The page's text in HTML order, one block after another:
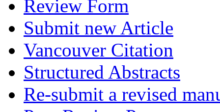
Review Form
Submit new Article
Vancouver Citation
Structured Abstracts
Re-submit a revised